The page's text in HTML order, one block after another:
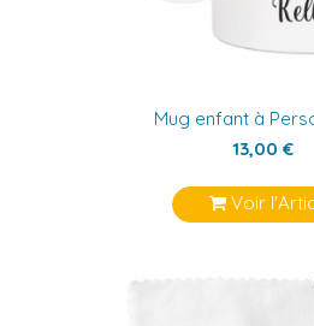
Mug enfant à
13,00 €
Voir